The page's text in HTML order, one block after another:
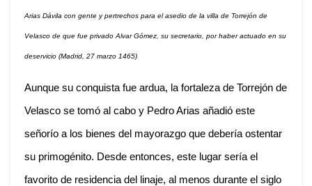
Arias Dávila con gente y pertrechos para el asedio de la villa de Torrejón de
Velasco de que fue privado Alvar Gómez, su secretario, por haber actuado en su
deservicio (Madrid, 27 marzo 1465)
Aunque su conquista fue ardua, la fortaleza de Torrejón de
Velasco se tomó al cabo y Pedro Arias añadió este
señorío a los bienes del mayorazgo que debería ostentar
su primogénito. Desde entonces, este lugar sería el
favorito de residencia del linaje, al menos durante el siglo